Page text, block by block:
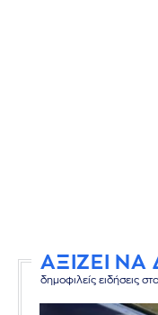
ΑΞΙΖΕΙ ΝΑ
δημοφιλείς ειδήσεις